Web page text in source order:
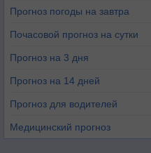
Прогноз погоды на завтра
Почасовой прогноз на сутки
Прогноз на 3 дня
Прогноз на 14 дней
Прогноз для водителей
Медицинский прогноз